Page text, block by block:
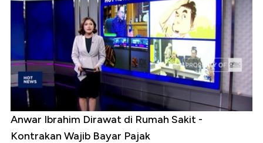
Anwar Ibrahim Dirawat di Rumah Sakit -
Kontrakan Wajib Bayar Pajak